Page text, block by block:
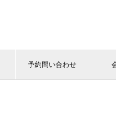
予約問い合わせ